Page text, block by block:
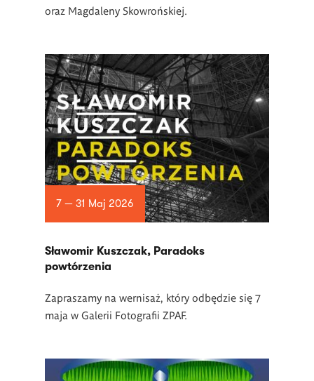
oraz Magdaleny Skowrońskiej.
7 — 31 Maj 2026
Sławomir Kuszczak, Paradoks
powtórzenia
Zapraszamy na wernisaż, który odbędzie się 7
maja w Galerii Fotografii ZPAF.